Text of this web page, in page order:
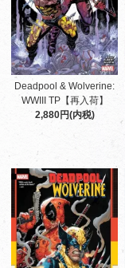
Deadpool & Wolverine:
WWIII TP【再入荷】
2,880円(内税)